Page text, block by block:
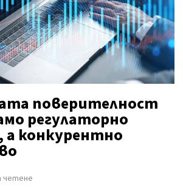
поверителност
регулаторно
а конкурентно
четене